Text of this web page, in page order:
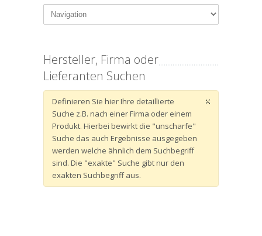
Hersteller, Firma oder
Lieferanten Suchen
Definieren Sie hier Ihre detaillierte
Suche z.B. nach einer Firma oder einem
Produkt. Hierbei bewirkt die "unscharfe"
Suche das auch Ergebnisse ausgegeben
werden welche ähnlich dem Suchbegriff
sind. Die "exakte" Suche gibt nur den
exakten Suchbegriff aus.